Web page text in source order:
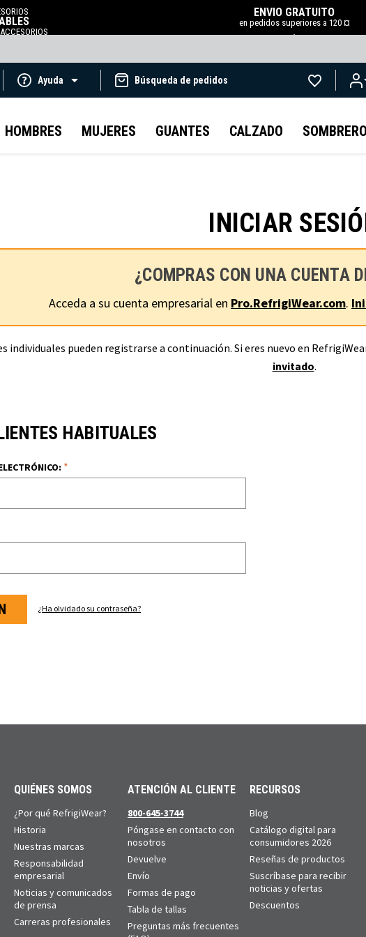
ENVÍO GRATUITO
en pedidos superiores a 120 ¤
.
Ayuda Búsqueda de pedidos
HOMBRES MUJERES GUANTES CALZADO
INICIAR
¿COMPRAS CON UNA CUENTA
Acceda a su cuenta empresarial en Pro.RefrigiWear.com.
individuales pueden registrarse a continuación. Si eres nuevo en
invitado.
HABITUALES
*
¿Ha olvidado su contraseña?
QUIÉNES SOMOS
¿Por qué RefrigiWear?
Historia
Nuestras marcas
Responsabilidad
empresarial
Noticias y comunicados
de prensa
Carreras profesionales
ATENCIÓN AL CLIENTE
800-645-3744
Póngase en contacto con
nosotros
Devuelve
Envío
Formas de pago
Tabla de tallas
Preguntas más frecuentes
RECURSOS
Blog
Catálogo digital para
consumidores 2026
Reseñas de productos
Suscríbase para recibir
noticias y ofertas
Descuentos